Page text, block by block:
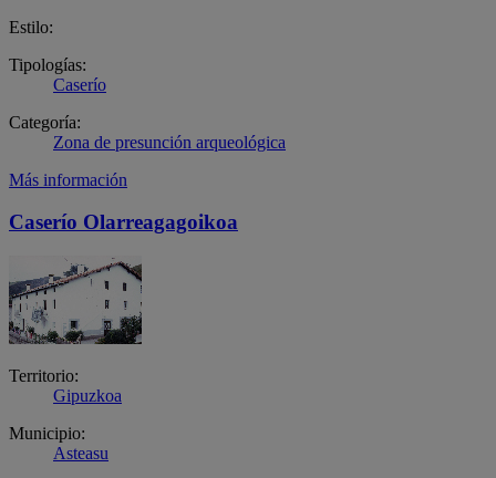
Estilo:
Tipologías:
Caserío
Categoría:
Zona de presunción arqueológica
Más información
Caserío Olarreagagoikoa
Territorio:
Gipuzkoa
Municipio:
Asteasu